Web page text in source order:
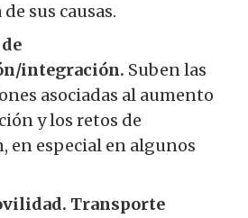
sus causas.
integración. Suben las
asociadas al aumento
y los retos de
en especial en algunos
Transporte